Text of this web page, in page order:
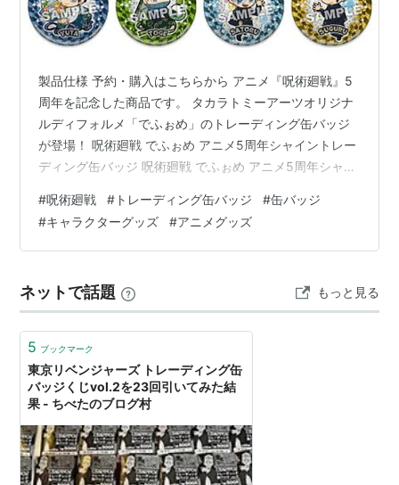
製品仕様 予約・購入はこちらから アニメ『呪術廻戦』5
周年を記念した商品です。 タカラトミーアーツオリジナ
ルディフォルメ「でふぉめ」のトレーディング缶バッジ
が登場！ 呪術廻戦 でふぉめ アニメ5周年シャイントレー
ディング缶バッジ 呪術廻戦 でふぉめ アニメ5周年シャイ
【サイズ】高さ約56mm 発売日： ２６年０８月未定 参
考価格： 4,840円(税込) 予約・購入はこちらから 呪術廻
戦 でふぉめ アニメ5周年シャイントレーディング缶バッ
blogcircle.jp ランキング参加中ア…
#呪術廻戦 # トレーディング缶バッジ #缶バッジ
#キャラクターグッズ #アニメグッズ
ネットで話題 もっと見る
5 ブックマーク
東京リベンジャーズ トレーディング缶
バッジくじvol.2を23回引いてみた結
果 - ちべたのブログ村